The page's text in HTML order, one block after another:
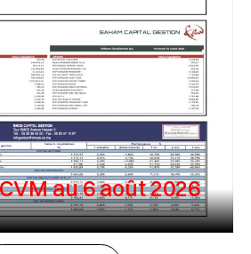
au 6 août 2026